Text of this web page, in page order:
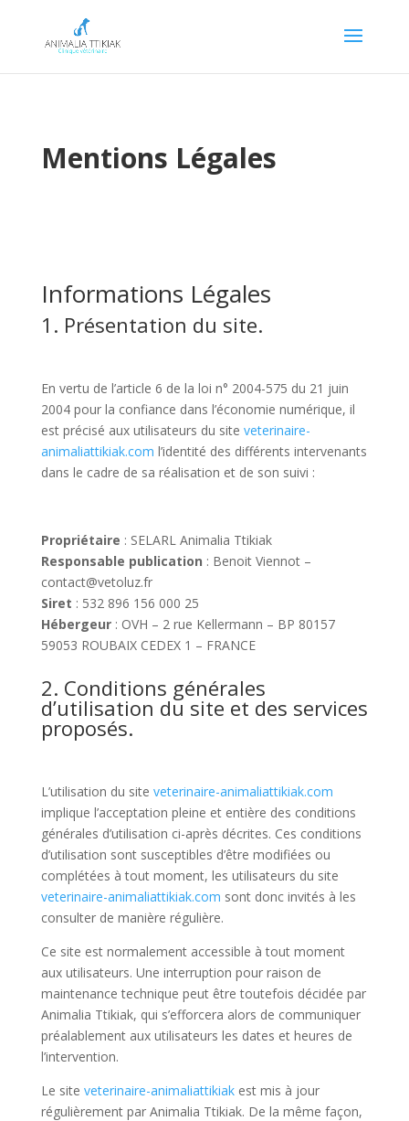
Mentions Légales
Informations Légales
1. Présentation du site.
En vertu de l’article 6 de la loi n° 2004-575 du 21 juin
2004 pour la confiance dans l’économie numérique, il
est précisé aux utilisateurs du site veterinaire-
animaliattikiak.com l’identité des différents intervenants
dans le cadre de sa réalisation et de son suivi :
Propriétaire : SELARL Animalia Ttikiak
Responsable publication : Benoit Viennot –
contact@vetoluz.fr
Siret : 532 896 156 000 25
Hébergeur : OVH – 2 rue Kellermann – BP 80157
59053 ROUBAIXCEDEX 1 – FRANCE
2. Conditions générales
d’utilisation du site et des services
proposés.
L’utilisation du site veterinaire-animaliattikiak.com
implique l’acceptation pleine et entière des conditions
générales d’utilisation ci-après décrites. Ces conditions
d’utilisation sont susceptibles d’être modifiées ou
complétées à tout moment, les utilisateurs du site
veterinaire-animaliattikiak.com sont donc invités à les
consulter de manière régulière.
Ce site est normalement accessible à tout moment
aux utilisateurs. Une interruption pour raison de
maintenance technique peut être toutefois décidée par
Animalia Ttikiak, qui s’efforcera alors de communiquer
préalablement aux utilisateurs les dates et heures de
l’intervention.
Le site veterinaire-animaliattikiak est mis à jour
régulièrement par Animalia Ttikiak. De la même façon,